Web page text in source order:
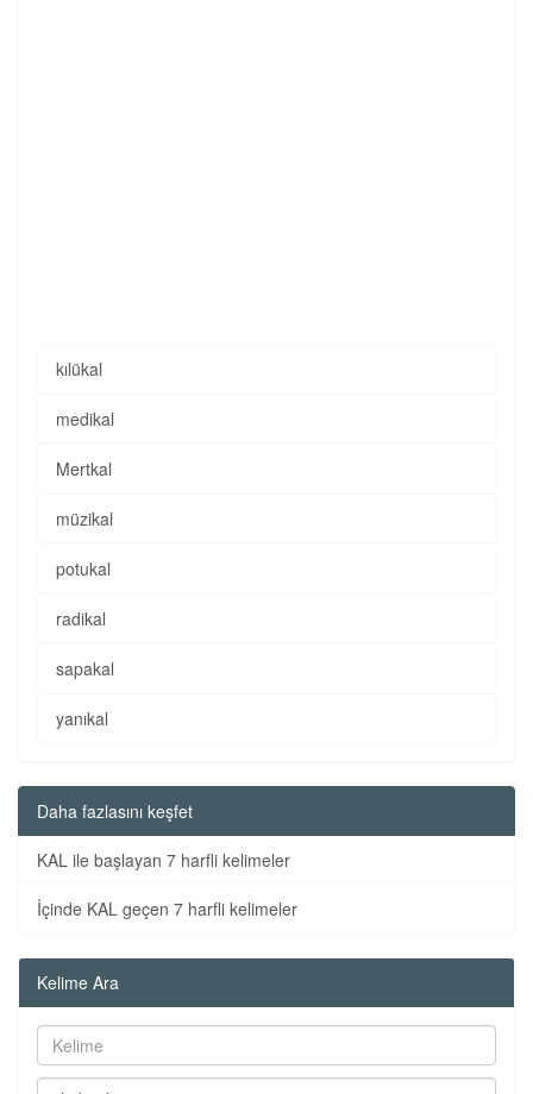
kılükal
medikal
Mertkal
müzikal
potukal
radikal
sapakal
yanıkal
Daha fazlasını keşfet
KAL ile başlayan 7 harfli kelimeler
İçinde KAL geçen 7 harfli kelimeler
Kelime Ara